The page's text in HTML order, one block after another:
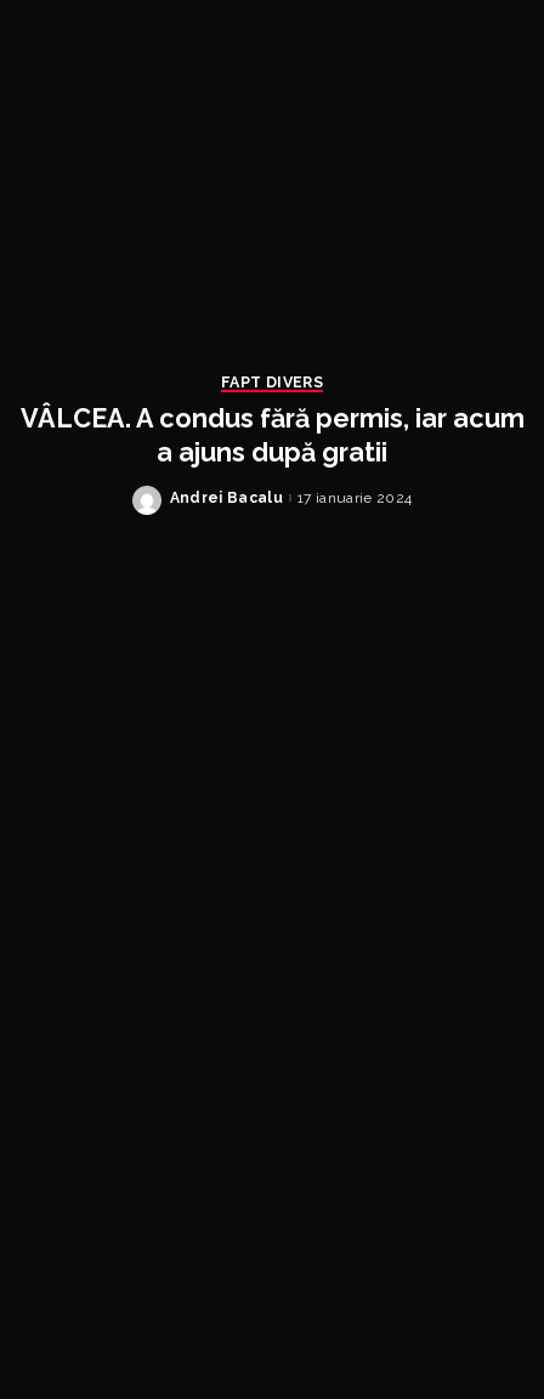
FAPT DIVERS
VÂLCEA. A condus fără permis, iar acum
a ajuns după gratii
Posted
Andrei Bacalu 17 ianuarie 2024